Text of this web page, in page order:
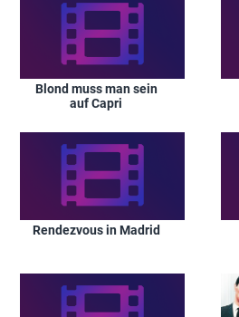
Blond muss man sein
auf Capri
Rendezvous in Madrid